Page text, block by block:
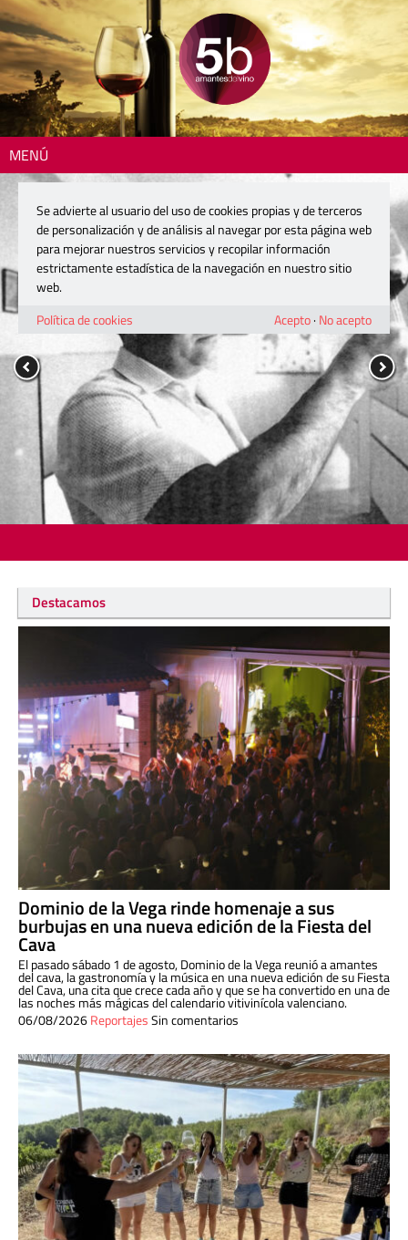
MENÚ
Destacamos
Dominio de la Vega rinde homenaje a sus
burbujas en una nueva edición de la Fiesta del
Cava
El pasado sábado 1 de agosto, Dominio de la Vega reunió a amantes
del cava, la gastronomía y la música en una nueva edición de su Fiesta
del Cava, una cita que crece cada año y que se ha convertido en una de
las noches más mágicas del calendario vitivinícola valenciano.
06/08/2026ReportajesSin comentarios
Se advierte al usuario del uso de cookies propias y de terceros
de personalización y de análisis al navegar por esta página web
para mejorar nuestros servicios y recopilar información
estrictamente estadística de la navegación en nuestro sitio
web.
Política de cookies
Acepto· No acepto